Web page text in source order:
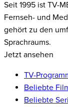
Seit 1995 ist TV-
Fernseh- und
gehört zu den
Sprachraums.
Jetzt ansehen
TV-
Beliebte
Beliebte